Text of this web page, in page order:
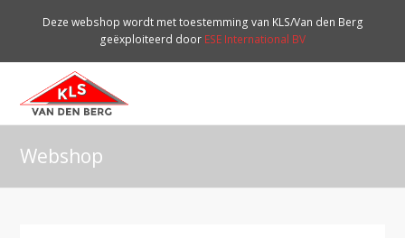
Deze webshop wordt met toestemming van KLS/Van den Berg
geëxploiteerd door ESE International BV
Webshop